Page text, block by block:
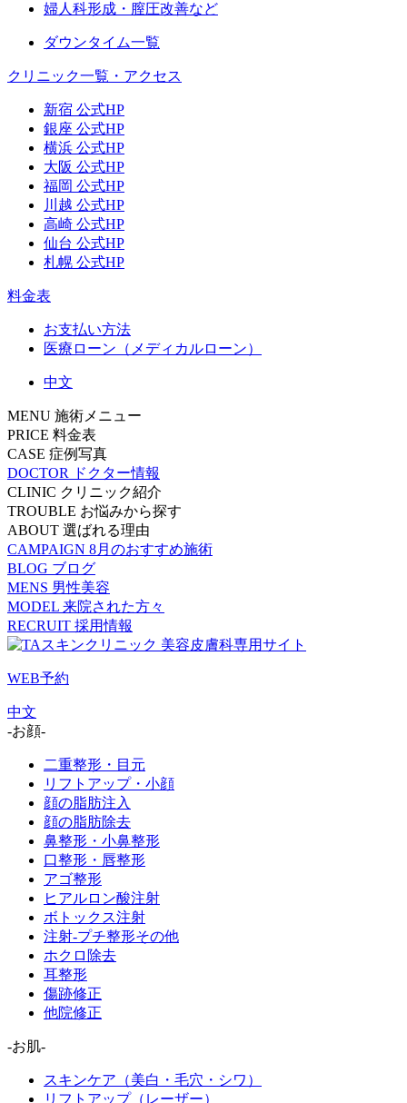
婦人科形成・膣圧改善など
ダウンタイム一覧
クリニック一覧・アクセス
新宿 公式HP
銀座 公式HP
横浜 公式HP
大阪 公式HP
福岡 公式HP
川越 公式HP
高崎 公式HP
仙台 公式HP
札幌 公式HP
料金表
お支払い方法
医療ローン（メディカルローン）
中文
MENU 施術メニュー
PRICE 料金表
CASE 症例写真
DOCTOR
ドクター情報
CLINIC クリニック紹介
TROUBLE お悩みから探す
ABOUT 選ばれる理由
CAMPAIGN 8月のおすすめ施術
BLOG ブログ
MENS 男性美容
MODEL 来院された方々
RECRUIT 採用情報
WEB予約
中文
-お顔-
二重整形・目元
リフトアップ・小顔
顔の脂肪注入
顔の脂肪除去
鼻整形・小鼻整形
口整形・唇整形
アゴ整形
ヒアルロン酸注射
ボトックス注射
注射-プチ整形その他
ホクロ除去
耳整形
傷跡修正
他院修正
-お肌-
スキンケア（美白・毛穴・シワ）
リフトアップ（レーザー）